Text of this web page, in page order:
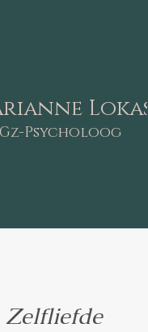
Lokas
Gz-Psycholoog
Zelfliefde